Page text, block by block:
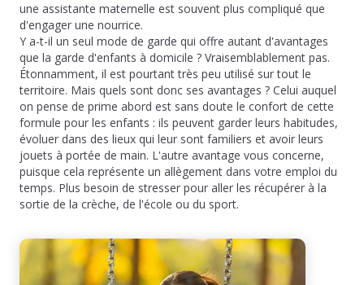
une assistante maternelle est souvent plus compliqué que
d'engager une nourrice.
Y a-t-il un seul mode de garde qui offre autant d'avantages
que la garde d'enfants à domicile ? Vraisemblablement pas.
Étonnamment, il est pourtant très peu utilisé sur tout le
territoire. Mais quels sont donc ses avantages ? Celui auquel
on pense de prime abord est sans doute le confort de cette
formule pour les enfants : ils peuvent garder leurs habitudes,
évoluer dans des lieux qui leur sont familiers et avoir leurs
jouets à portée de main. L'autre avantage vous concerne,
puisque cela représente un allègement dans votre emploi du
temps. Plus besoin de stresser pour aller les récupérer à la
sortie de la crèche, de l'école ou du sport.